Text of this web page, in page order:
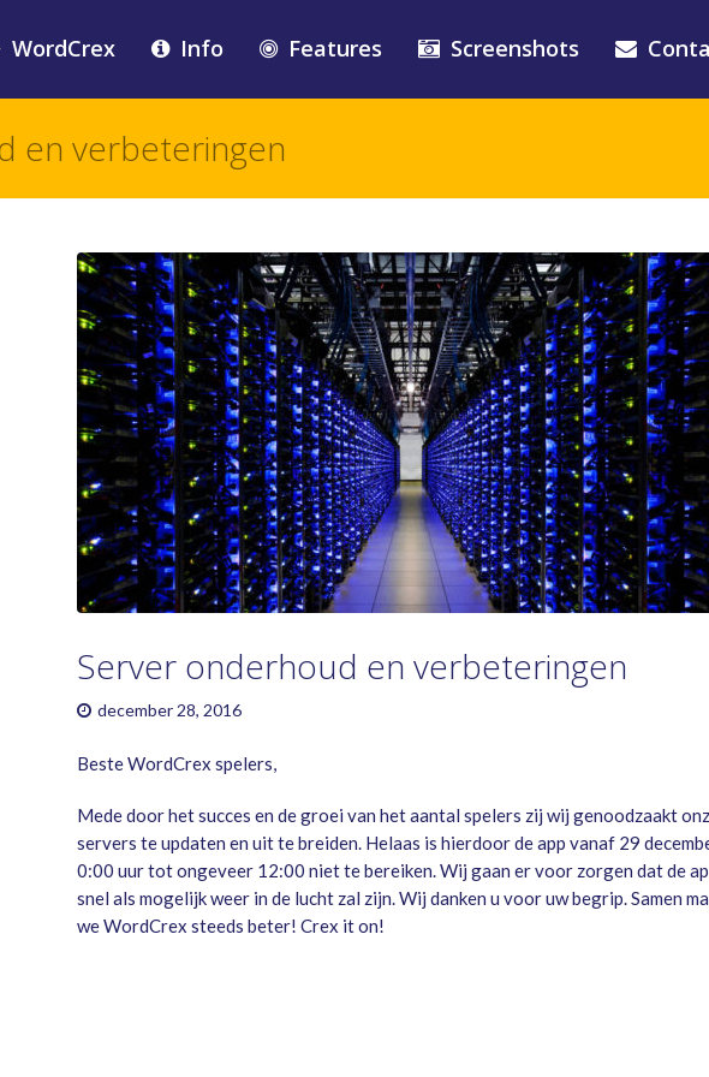
WordCrex Info Features Screenshots
en verbeteringen
Server onderhoud en verbeteringen
december 28, 2016
Beste WordCrex spelers,
Mede door het succes en de groei van het aantal spelers zij wij genoodzaakt
servers te updaten en uit te breiden. Helaas is hierdoor de app vanaf 29
0:00 uur tot ongeveer 12:00 niet te bereiken. Wij gaan er voor zorgen dat de
snel als mogelijk weer in de lucht zal zijn. Wij danken u voor uw begrip. Samen
we WordCrex steeds beter! Crex it on!